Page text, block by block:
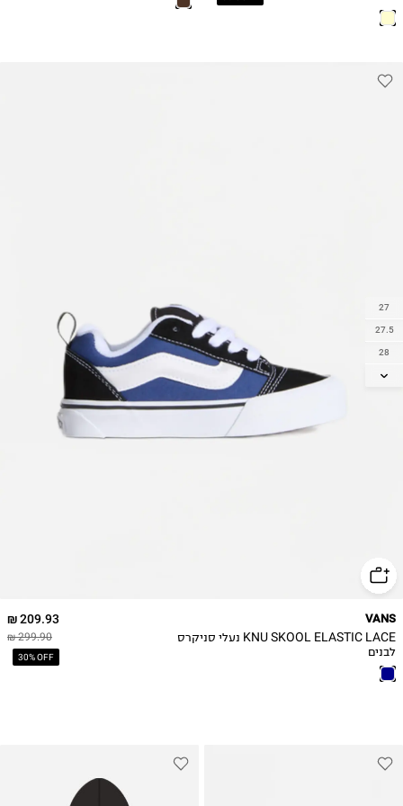
27
27.5
28
29
209.93 ₪
299.90 ₪
30% OFF
VANS
KNU SKOOL ELASTIC LACE נעלי סניקרס
לבנים